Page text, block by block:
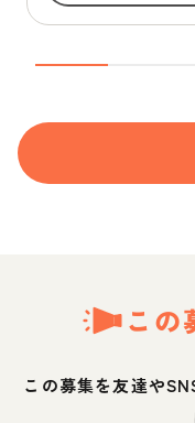
この
この募集を友達や